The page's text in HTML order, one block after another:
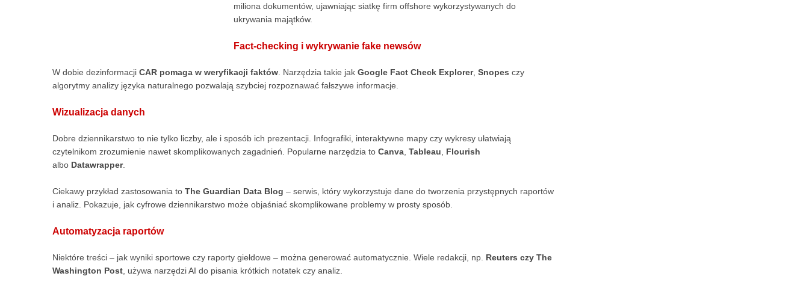
miliona dokumentów, ujawniając siatkę firm offshore wykorzystywanych do
ukrywania majątków.
Fact-checking i wykrywanie fake newsów
W dobie dezinformacji CAR pomaga w weryfikacji faktów . Narzędzia takie jak Google Fact Check Explorer, Snopes czy
algorytmy analizy języka naturalnego pozwalają szybciej rozpoznawać fałszywe informacje.
Wizualizacja danych
Dobre dziennikarstwo to nie tylko liczby, ale i sposób ich prezentacji. Infografiki, interaktywne mapy czy wykresy ułatwiają
czytelnikom zrozumienie nawet skomplikowanych zagadnień. Popularne narzędzia to Canva Tableau
Flourish
albo Datawrapper.
Ciekawy przykład zastosowania to The Guardian Data Blog – serwis, który wykorzystuje dane do tworzenia przystępnych raportów
i analiz. Pokazuje, jak cyfrowe dziennikarstwo może objaśniać skomplikowane problemy w prosty sposób.
Automatyzacja raportów
Niektóre treści – jak wyniki sportowe czy raporty giełdowe – można generować automatycznie. Wiele redakcji, np. Reuters czy The
Washington Post , używa narzędzi AI do pisania krótkich notatek czy analiz.